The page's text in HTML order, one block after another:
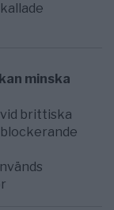
minska
brittiska